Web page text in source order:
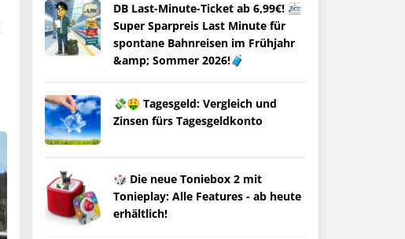
DB Last-Minute-Ticket ab 6,99€! 🚈
Super Sparpreis Last Minute für
spontane Bahnreisen im Frühjahr
&amp; Sommer 2026!🧳
💸🤑 Tagesgeld: Vergleich und
Zinsen fürs Tagesgeldkonto
🎲 Die neue Toniebox 2 mit
Tonieplay: Alle Features - ab heute
erhältlich!